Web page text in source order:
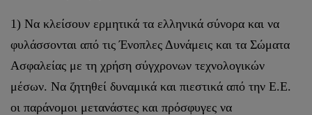
1) Να κλείσουν ερμητικά τα ελληνικά σύνορα και να
φυλάσσονται από τις Ένοπλες Δυνάμεις και τα Σώματα
Ασφαλείας με τη χρήση σύγχρονων τεχνολογικών
μέσων. Να ζητηθεί δυναμικά και πιεστικά από την Ε.Ε.
οι παράνομοι μετανάστες και πρόσφυγες να